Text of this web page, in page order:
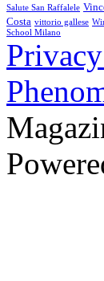
Salute San Raffalele
Costa vittorio gallese
School Milano